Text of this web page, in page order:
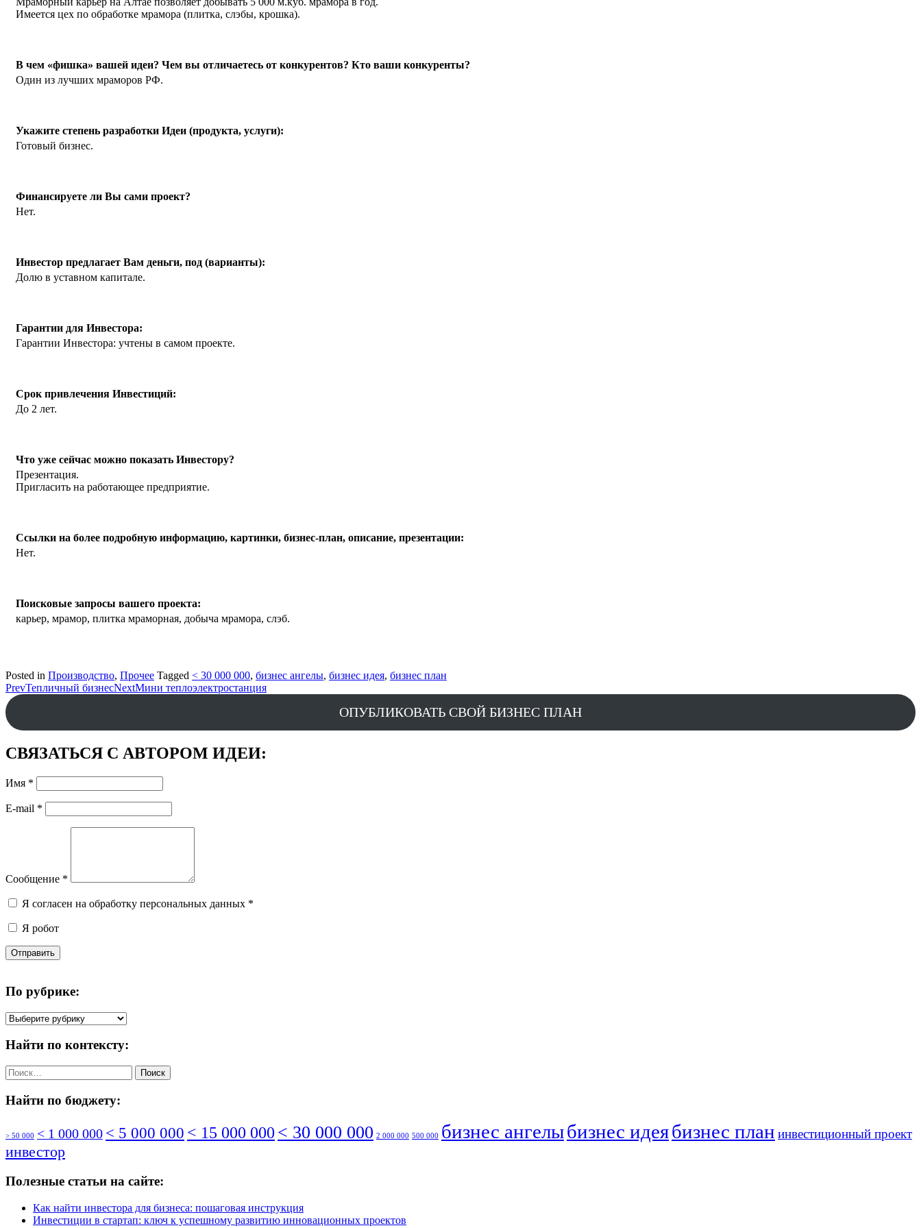
Имеется цех по обработке мрамора (плитка, слэбы, крошка).
В чем «фишка» вашей идеи? Чем вы отличаетесь от конкурентов? Кто ваши конкуренты?
Один из лучших мраморов РФ.
Укажите степень разработки Идеи (продукта, услуги):
Готовый бизнес.
Финансируете ли Вы сами проект?
Нет.
Инвестор предлагает Вам деньги, под (варианты):
Долю в уставном капитале.
Гарантии для Инвестора:
Гарантии Инвестора: учтены в самом проекте.
Срок привлечения Инвестиций:
До 2 лет.
Что уже сейчас можно показать Инвестору?
Презентация.
Пригласить на работающее предприятие.
Ссылки на более подробную информацию, картинки, бизнес-план, описание, презентации:
Нет.
Поисковые запросы вашего проекта:
карьер, мрамор, плитка мраморная, добыча мрамора, слэб.
Posted in Производство, Прочее Tagged < 30 000 000, бизнес ангелы, бизнес идея, бизнес план
Post
navigation
PrevТепличный бизнесNextМини теплоэлектростанция
ОПУБЛИКОВАТЬ СВОЙ БИЗНЕС ПЛАН
СВЯЗАТЬСЯ С АВТОРОМ ИДЕИ:
Имя *
E-mail *
Сообщение *
Я согласен на обработку персональных данных *
Я робот
Отправить
По рубрике:
По
Найти по контексту:
Найти:
Найти по бюджету:
> 50 000 < 1 000 000 < 5 000 000 < 15 000 000 < 30 000 000 2 000 000 500 000 бизнес ангелыбизнес идеябизнес план инвестиционный проект
инвестор
Полезные статьи на сайте:
Как найти инвестора для бизнеса: пошаговая инструкция
Инвестиции в стартап: ключ к успешному развитию инновационных проектов